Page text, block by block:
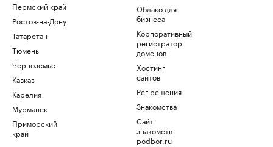
Пермский край
Ростов-на-Дону
Татарстан
Тюмень
Черноземье
Кавказ
Карелия
Мурманск
Приморский
край
Облако для
бизнеса
Корпоративный
регистратор
доменов
Хостинг
сайтов
Рег.решения
Знакомства
Сайт
знакомств
podbor.ru